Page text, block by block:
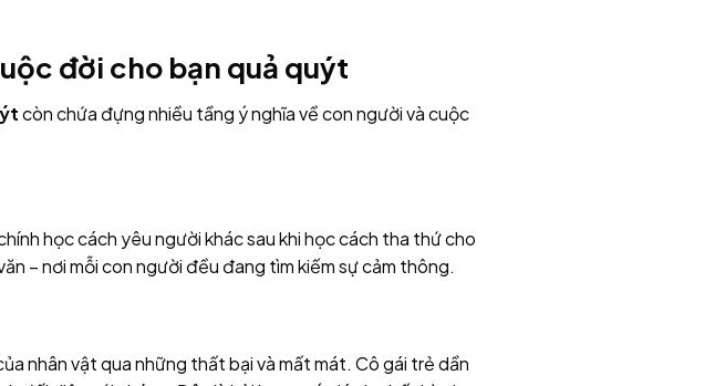
đời cho bạn quả quýt
còn chứa đựng nhiều tầng ý nghĩa về con người và cuộc
học cách yêu người khác sau khi học cách tha thứ cho
– nơi mỗi con người đều đang tìm kiếm sự cảm thông.
nhân vật qua những thất bại và mất mát. Cô gái trẻ dần